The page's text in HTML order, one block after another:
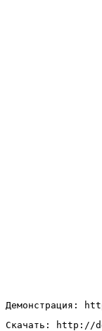
Демонстрация:
Скачать: http://